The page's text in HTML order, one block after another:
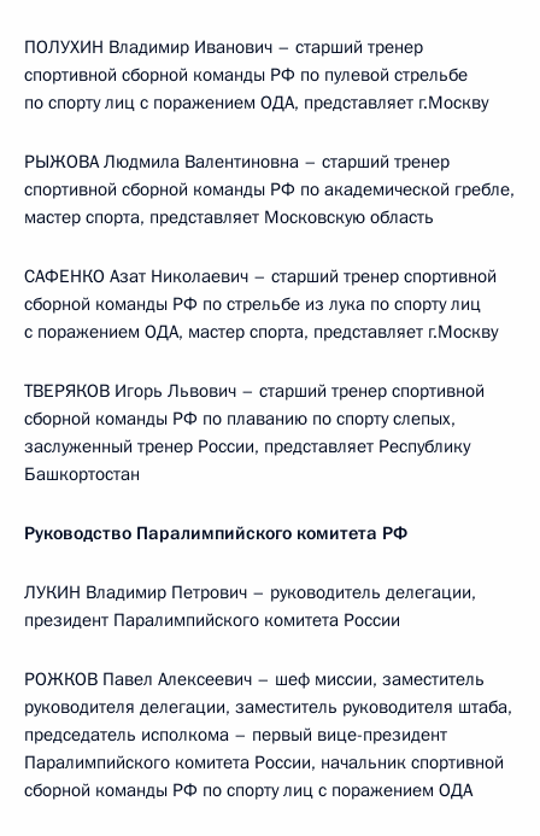
ПОЛУХИН Владимир Иванович – старший тренер
спортивной сборной команды РФ по пулевой стрельбе
по спорту лиц с поражением ОДА, представляет г.Москву
РЫЖОВА Людмила Валентиновна – старший тренер
спортивной сборной команды РФ по академической гребле,
мастер спорта, представляет Московскую область
САФЕНКО Азат Николаевич – старший тренер спортивной
сборной команды РФ по стрельбе из лука по спорту лиц
с поражением ОДА, мастер спорта, представляет г.Москву
ТВЕРЯКОВ Игорь Львович – старший тренер спортивной
сборной команды РФ по плаванию по спорту слепых,
заслуженный тренер России, представляет Республику
Башкортостан
Руководство Паралимпийского комитета РФ
ЛУКИН Владимир Петрович – руководитель делегации,
президент Паралимпийского комитета России
РОЖКОВ Павел Алексеевич – шеф миссии, заместитель
руководителя делегации, заместитель руководителя штаба,
председатель исполкома – первый вице-президент
Паралимпийского комитета России, начальник спортивной
сборной команды РФ по спорту лиц с поражением ОДА